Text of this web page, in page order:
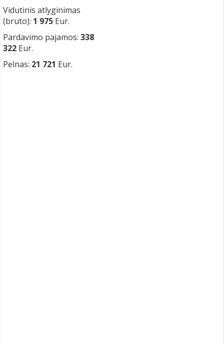
Vidutinis atlyginimas
(bruto): 1 975 Eur.
Pardavimo pajamos: 338
322 Eur.
Pelnas: 21 721 Eur.